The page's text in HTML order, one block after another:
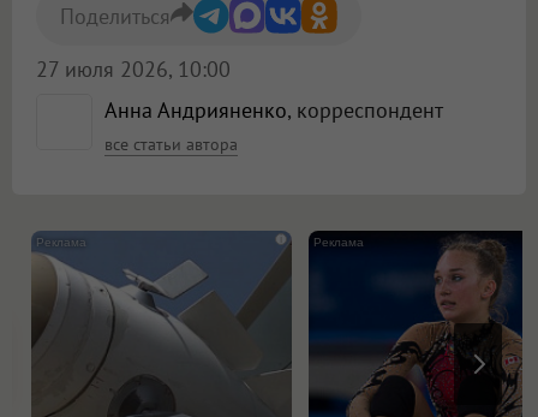
Анна Андрияненко, корреспондент
все статьи автора
27 июля 2026, 10:00
Поделиться
i